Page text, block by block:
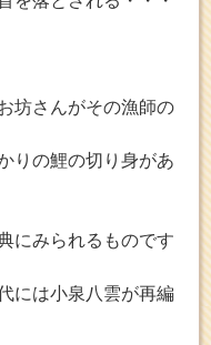
坊さんがその漁師の
りの鯉の切り身があ
にみられるものです
には小泉八雲が再編